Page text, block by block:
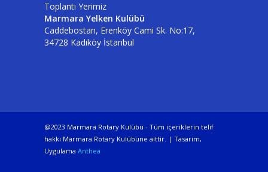
Toplantı Yerimiz
Marmara Yelken Kulübü
Caddebostan, Erenköy Cami Sk. No:17,
34728 Kadıköy İstanbul
@2023 Marmara Rotary Kulübü - Tüm içeriklerin telif
hakkı Marmara Rotary Kulübüne aittir. | Tasarım,
Uygulama Anthea